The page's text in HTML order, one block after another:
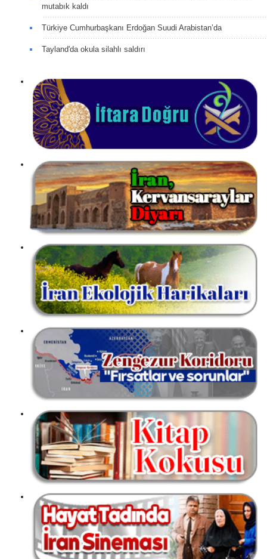
mutabık kaldı
Türkiye Cumhurbaşkanı Erdoğan Suudi Arabistan’da
Tayland'da okula silahlı saldırı